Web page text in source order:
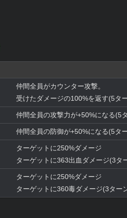
仲間全員がカウンター攻撃。
受けたダメージの100%を返す(5タ
仲間全員の攻撃力が+50%になる(5
仲間全員の防御が+50%になる(5タ
ターゲットに250%ダメージ
ターゲットに363出血ダメージ(3タ
ターゲットに250%ダメージ
ターゲットに360毒ダメージ(3ター